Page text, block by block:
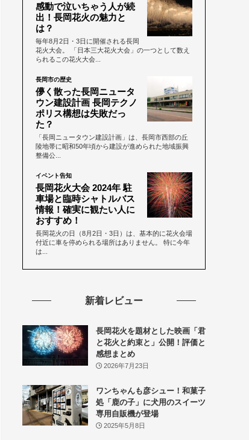
感動で泣いちゃう人が続
出！長岡花火の魅力と
は？
毎年8月2日・3日に開催される長岡
花火大会。 「日本三大花火大会」の一つとして数え
られるこの花火大会...
長岡市の歴史
儚く散った長岡ニュータ
ウン建設計画 長岡テクノ
ポリス構想は失敗だっ
た？
「長岡ニュータウン建設計画」は、長岡市西部の丘
陵地帯に昭和50年頃から建設が進められた地域振興
整備公...
イベント告知
長岡花火大会 2024年 駐
車場と臨時シャトルバス
情報！確実に観たい人に
おすすめ！
長岡花火の日（8月2日・3日）は、基本的に花火会場
付近に車を停められる場所はありません。 特に今年
は...
新着レビュー
長岡花火を題材とした映画「君
と花火と約束と」公開！評価と
感想まとめ
2026年7月23日
ワンちゃんも彦シュー！和菓子
処「鹿の子」に犬用のスイーツ
専用自販機が登場
2025年5月8日